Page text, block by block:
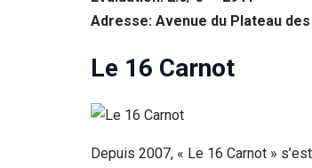
Adresse: Avenue du Plateau
Le 16 Carnot
Depuis 2007, « Le 16 Carnot »